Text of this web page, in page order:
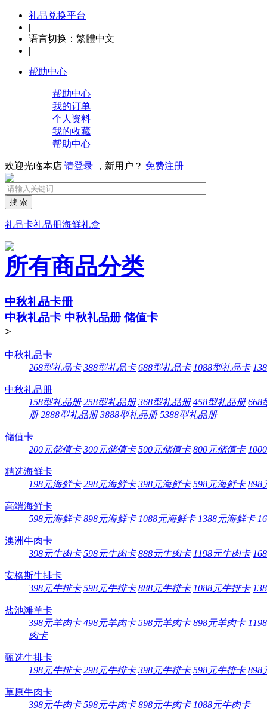
礼品兑换平台
|
语言切换： 繁體中文
|
帮助中心
帮助中心
我的订单
个人资料
我的收藏
帮助中心
欢迎光临本店 请登录 ，新用户？ 免费注册
搜 索
礼品卡礼品册海鲜礼盒
所有商品分类
中秋礼品卡册
中秋礼品卡 中秋礼品册 储值卡
>
中秋礼品卡
268型礼品卡 388型礼品卡 688型礼品卡 1088型礼品卡
中秋礼品册
158型礼品册 258型礼品册 368型礼品册 458型礼品册 668
册 2888型礼品册 3888型礼品册 5388型礼品册
储值卡
200元储值卡 300元储值卡 500元储值卡 800元储值卡
精选海鲜卡
198元海鲜卡 298元海鲜卡 398元海鲜卡 598元海鲜卡 898
高端海鲜卡
598元海鲜卡 898元海鲜卡 1088元海鲜卡 1388元海鲜卡
澳洲牛肉卡
398元牛肉卡 598元牛肉卡 888元牛肉卡 1198元牛肉卡
安格斯牛排卡
398元牛排卡 598元牛排卡 888元牛排卡 1088元牛排卡
盐池滩羊卡
398元羊肉卡 498元羊肉卡 598元羊肉卡 898元羊肉卡
肉卡
甄选牛排卡
198元牛排卡 298元牛排卡 398元牛排卡 598元牛排卡 898
草原牛肉卡
398元牛肉卡 598元牛肉卡 898元牛肉卡 1088元牛肉卡